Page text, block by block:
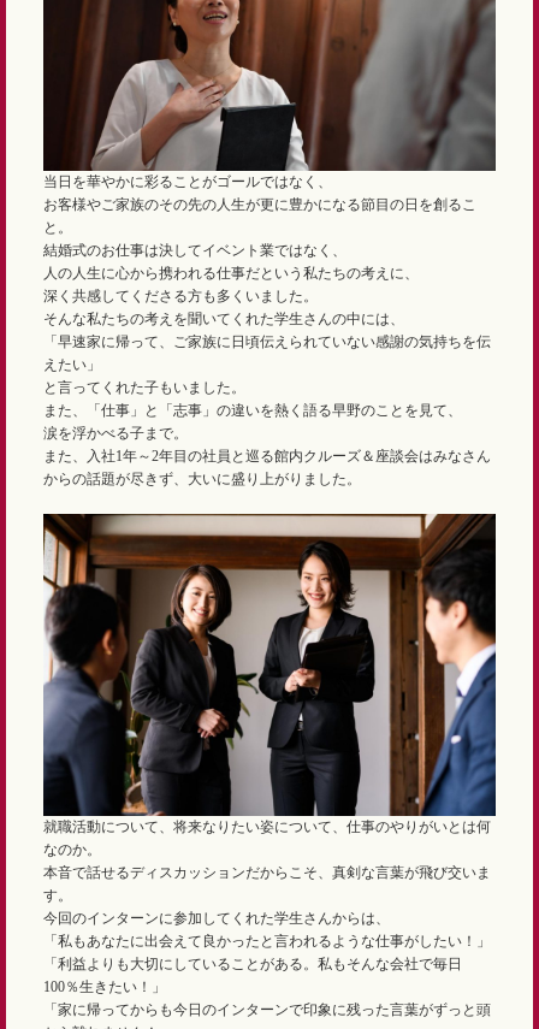
当日を華やかに彩ることがゴールではなく、
お客様やご家族のその先の人生が更に豊かになる節目の日を創るこ
と。
結婚式のお仕事は決してイベント業ではなく、
人の人生に心から携われる仕事だという私たちの考えに、
深く共感してくださる方も多くいました。
そんな私たちの考えを聞いてくれた学生さんの中には、
「早速家に帰って、ご家族に日頃伝えられていない感謝の気持ちを伝
えたい」
と言ってくれた子もいました。
また、「仕事」と「志事」の違いを熱く語る早野のことを見て、
涙を浮かべる子まで。
また、入社1年～2年目の社員と巡る館内クルーズ＆座談会はみなさん
からの話題が尽きず、大いに盛り上がりました。
就職活動について、将来なりたい姿について、仕事のやりがいとは何
なのか。
本音で話せるディスカッションだからこそ、真剣な言葉が飛び交いま
す。
今回のインターンに参加してくれた学生さんからは、
「私もあなたに出会えて良かったと言われるような仕事がしたい！」
「利益よりも大切にしていることがある。私もそんな会社で毎日
100％生きたい！」
「家に帰ってからも今日のインターンで印象に残った言葉がずっと頭